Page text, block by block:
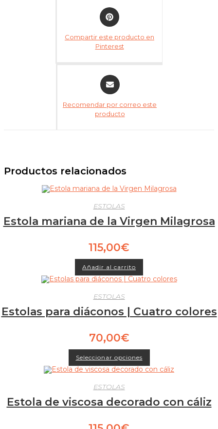
Opens
in
new
window
Compartir este producto en
Pinterest
Opens
in
new
window
Recomendar por correo este
producto
Productos relacionados
ESTOLAS
Estola mariana de la Virgen Milagrosa
115,00€
Añadir al carrito
ESTOLAS
Estolas para diáconos | Cuatro colores
70,00€
Seleccionar opciones
Este
tiene
múltiples
se
pueden
ESTOLAS
Estola de viscosa decorado con cáliz